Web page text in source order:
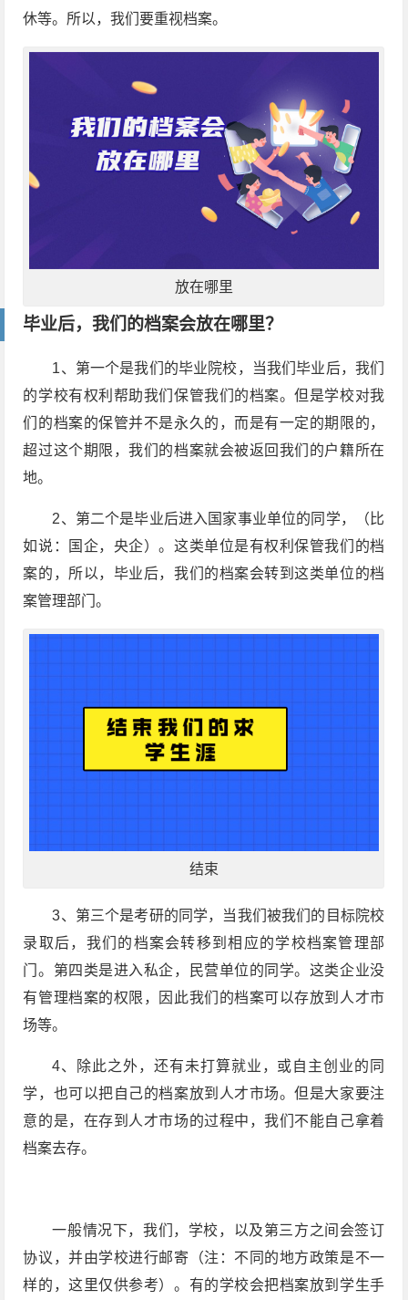
休等。所以，我们要重视档案。
放在哪里
毕业后，我们的档案会放在哪里？
1、第一个是我们的毕业院校，当我们毕业后，我们
的学校有权利帮助我们保管我们的档案。但是学校对我
们的档案的保管并不是永久的，而是有一定的期限的，
超过这个期限，我们的档案就会被返回我们的户籍所在
地。
2、第二个是毕业后进入国家事业单位的同学，（比
如说：国企，央企）。这类单位是有权利保管我们的档
案的，所以，毕业后，我们的档案会转到这类单位的档
案管理部门。
结束
3、第三个是考研的同学，当我们被我们的目标院校
录取后，我们的档案会转移到相应的学校档案管理部
门。第四类是进入私企，民营单位的同学。这类企业没
有管理档案的权限，因此我们的档案可以存放到人才市
场等。
4、除此之外，还有未打算就业，或自主创业的同
学，也可以把自己的档案放到人才市场。但是大家要注
意的是，在存到人才市场的过程中，我们不能自己拿着
档案去存。
一般情况下，我们，学校，以及第三方之间会签订
协议，并由学校进行邮寄（注：不同的地方政策是不一
样的，这里仅供参考）。有的学校会把档案放到学生手